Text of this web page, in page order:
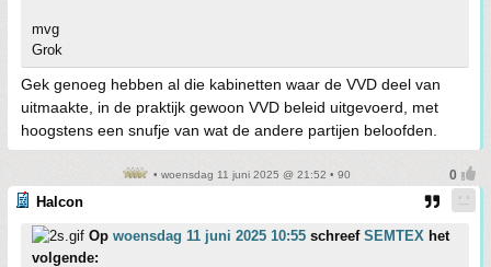
mvg
Grok
Gek genoeg hebben al die kabinetten waar de VVD deel van
uitmaakte, in de praktijk gewoon VVD beleid uitgevoerd, met
hoogstens een snufje van wat de andere partijen beloofden.
• woensdag 11 juni 2025 @ 21:52 • 90
Halcon
Op woensdag 11 juni 2025 10:55 schreef SEMTEX het
volgende: